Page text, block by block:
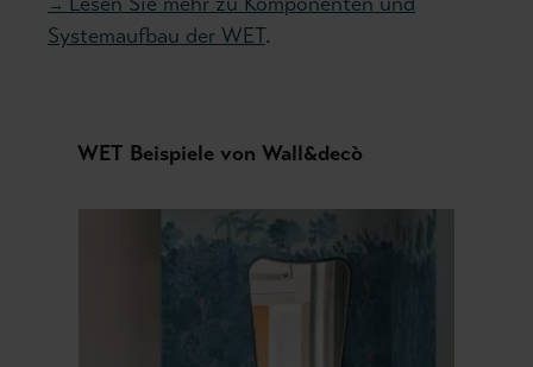
→
Systemaufbau der WET.
Produktgalerie überspringen
WET Beispiele von Wall&decò